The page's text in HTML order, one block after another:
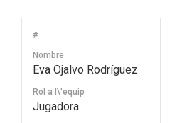
#
Nombre
Eva Ojalvo Rodríguez
Rol a l\'equip
Jugadora